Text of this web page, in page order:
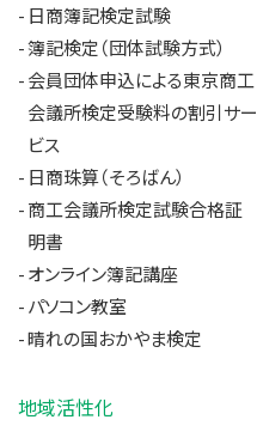
日商簿記検定試験
簿記検定（団体試験方式）
会員団体申込による東京商工
会議所検定受験料の割引サー
ビス
日商珠算（そろばん）
商工会議所検定試験合格証
明書
オンライン簿記講座
パソコン教室
晴れの国おかやま検定
地域活性化